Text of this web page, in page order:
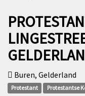
Buren, Gelderland
Protestant Protestantse